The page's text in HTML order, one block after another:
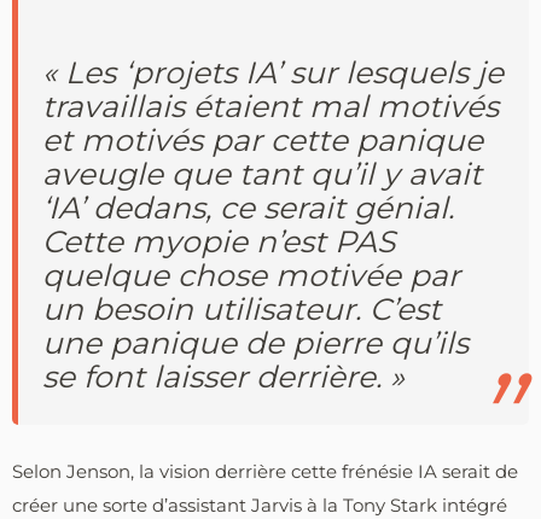
« Les ‘projets IA’ sur lesquels je
travaillais étaient mal motivés
et motivés par cette panique
aveugle que tant qu’il y avait
‘IA’ dedans, ce serait génial.
Cette myopie n’est PAS
quelque chose motivée par
un besoin utilisateur. C’est
une panique de pierre qu’ils
se font laisser derrière. »
Selon Jenson, la vision derrière cette frénésie IA serait de
créer une sorte d’assistant Jarvis à la Tony Stark intégré